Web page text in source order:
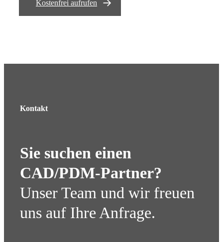
Kostenfrei aufrufen
Kontakt
Sie suchen einen
CAD/PDM-Partner?
Unser Team und wir freuen
uns auf Ihre Anfrage.